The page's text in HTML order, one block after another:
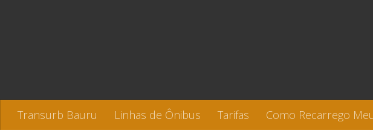
Transurb Bauru Linhas de Ônibus Tarifas Como Recarrego